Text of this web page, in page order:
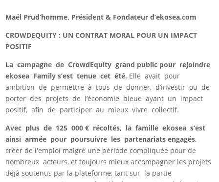
Maël Prud’homme, Président & Fondateur d’ekosea.com
CROWDEQUITY : UN CONTRAT MORAL POUR UN IMPACT
POSITIF
La campagne de CrowdEquity grand public pour rejoindre
ekosea Family s’est tenue cet été. Elle avait pour
ambition de permettre à tous de donner, d’investir ou de
porter des projets de l’économie bleue ayant un impact
positif, afin de participer au mieux vivre collectif.
Avec plus de 125 000 € récoltés, la famille ekosea s’est
ainsi armée pour poursuivre les partenariats engagés,
créer de l'emploi malgré une période compliquée pour de
nombreux acteurs, et toujours mieux accompagner les projets
déjà soutenus par la plateforme, tant sur la partie